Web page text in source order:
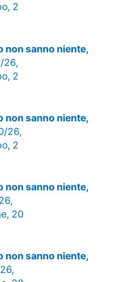
2
non sanno niente,
26,
2
non sanno niente,
26,
2
non sanno niente,
20
non sanno niente,